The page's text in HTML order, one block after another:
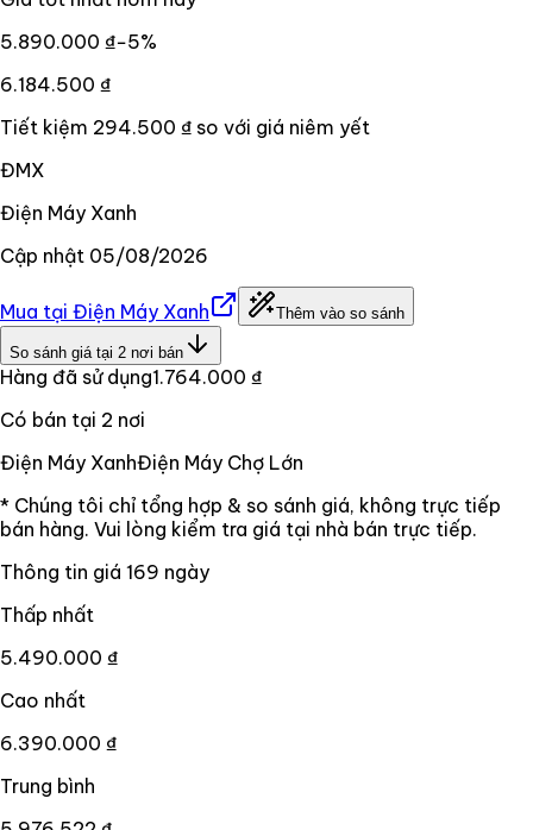
5.890.000 ₫−5%
6.184.500 ₫
Tiết kiệm 294.500 ₫ so với giá niêm yết
ĐMX
Điện Máy Xanh
Cập nhật 05/08/2026
Mua tại Điện Máy Xanh Thêm vào so sánh
So sánh giá tại 2 nơi bán
Hàng đã sử dụng1.764.000 ₫
Có bán tại 2 nơi
Điện Máy XanhĐiện Máy Chợ Lớn
* Chúng tôi chỉ tổng hợp & so sánh giá, không trực tiếp
bán hàng. Vui lòng kiểm tra giá tại nhà bán trực tiếp.
Thông tin giá 169 ngày
Thấp nhất
5.490.000 ₫
Cao nhất
6.390.000 ₫
Trung bình